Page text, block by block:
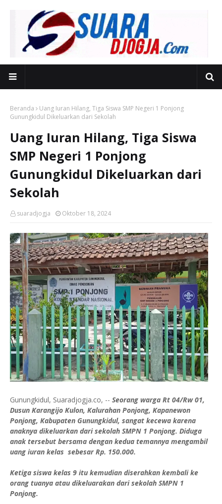
Beranda
Uang Iuran Hilang, Tiga Siswa SMP Negeri 1 Ponjong
Gunungkidul Dikeluarkan dari Sekolah
Uang Iuran Hilang, Tiga Siswa
SMP Negeri 1 Ponjong
Gunungkidul Dikeluarkan dari
Sekolah
suaradjogja Oktober 18, 2024
Gunungkidul, Suaradjogja.co, -- Seorang warga Rt 04/Rw 01,
Dusun Karangijo Kulon, Kalurahan Ponjong, Kapanewon
Ponjong, Kabupaten Gunungkidul, sangat kecewa karena
anaknya dikeluarkan dari sekolah SMPN 1 Ponjong. Diduga
anak tersebut bersama dengan kedua temannya mengambil
uang iuran kelas sebesar Rp. 150.000.
Ketiga siswa kelas 9 itu kemudian diserahkan kembali ke
orang tuanya atau dikeluarakan dari sekolah SMPN 1
Ponjong.